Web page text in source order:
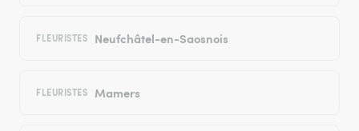
FLEURISTES Neufchâtel-en-Saosnois
FLEURISTES Mamers